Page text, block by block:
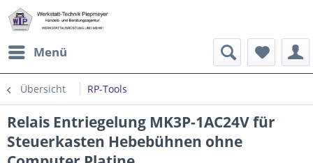
Menü
Übersicht RP-Tools
Relais Entriegelung MK3P-1AC24V für
Steuerkasten Hebebühnen ohne